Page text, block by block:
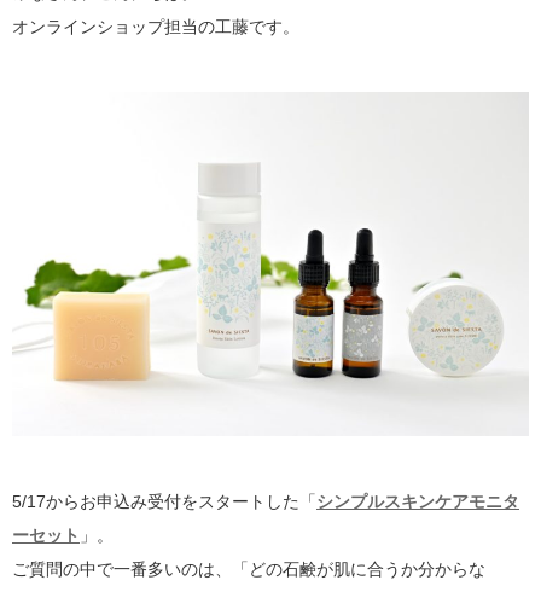
オンラインショップ担当の工藤です。
5/17からお申込み受付をスタートした「シンプルスキンケアモニタ
ーセット 」。
ご質問の中で一番多いのは、「どの石鹸が肌に合うか分からな